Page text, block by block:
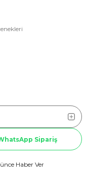
Sipariş
Haber Ver